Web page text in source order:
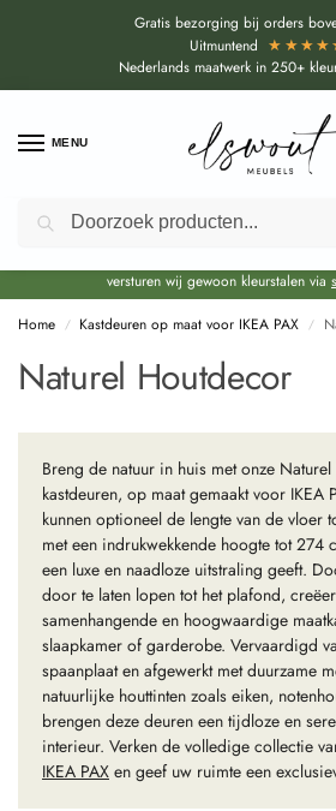
Gratis bezorging bij orders
Uitmuntend
Nederlands maatwerk in 250+
MENU
Door de bouwvakperiode geldt voor alle
levertijd van circa 3-4 weken bovenop
versturen wij gewoon kleurstalen via
Home / Kastdeuren op maat voor IKEA PAX /
Naturel Houtdecor
Breng de natuur in huis met onze
kastdeuren, op maat gemaakt voor IKEA
kunnen optioneel de lengte van de vloer
met een indrukwekkende hoogte tot 274
een luxe en naadloze uitstraling geeft.
door te laten lopen tot het plafond,
samenhangende en hoogwaardige
slaapkamer of garderobe. Vervaardigd
spaanplaat en afgewerkt met duurzame
natuurlijke houttinten zoals eiken,
brengen deze deuren een tijdloze en
interieur. Verken de volledige collectie
IKEA PAX en geef uw ruimte een